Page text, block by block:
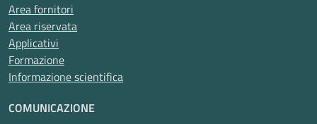
Area fornitori
Area riservata
Applicativi
Formazione
Informazione scientifica
COMUNICAZIONE